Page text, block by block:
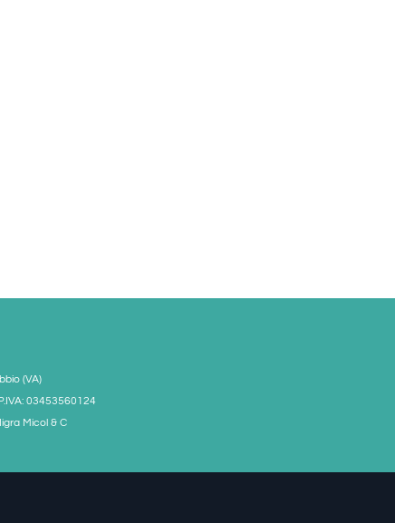
(VA)
03453560124
Micol & C